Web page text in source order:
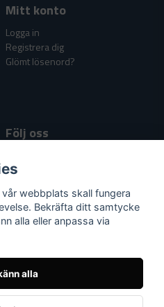
Mitt konto
Logga in
Registrera dig
Glömt lösenord?
Följ oss
Supportlänkar
Nyheter & Artiklar
Kundtjänst / Support
webbplats skall fungera
Bekräfta ditt samtycke
alla eller anpassa via
alla